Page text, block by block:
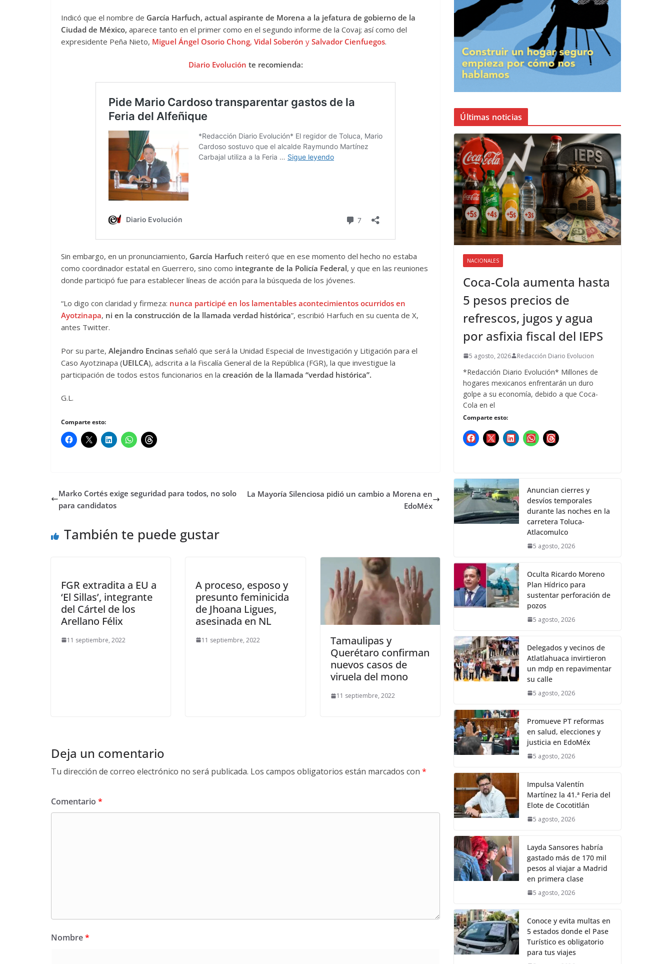
Indicó que el nombre de García Harfuch, actual aspirante de Morena a la jefatura de gobierno de la
Ciudad de México, aparece tanto en el primer como en el segundo informe de la Covaj; así como del
expresidente Peña Nieto, Miguel Ángel Osorio Chong, Vidal Soberón y Salvador Cienfuegos.
Diario Evolución te recomienda:
Sin embargo, en un pronunciamiento, García Harfuch reiteró que en ese momento del hecho no estaba
como coordinador estatal en Guerrero, sino como integrante de la Policía Federal, y que en las reuniones
donde participó fue para establecer líneas de acción para la búsqueda de los jóvenes.
“Lo digo con claridad y firmeza: nunca participé en los lamentables acontecimientos ocurridos en
Ayotzinapa, ni en la construcción de la llamada verdad histórica”, escribió Harfuch en su cuenta de X,
antes Twitter.
Por su parte, Alejandro Encinas señaló que será la Unidad Especial de Investigación y Litigación para el
Caso Ayotzinapa (UEILCA), adscrita a la Fiscalía General de la República (FGR), la que investigue la
participación de todos estos funcionarios en la creación de la llamada “verdad histórica”.
G.L.
Comparte esto:
Marko Cortés exige seguridad para todos, no solo
para candidatos
La Mayoría Silenciosa pidió un cambio a Morena en
EdoMéx
También te puede gustar
FGR extradita a EU a
‘El Sillas’, integrante
del Cártel de los
Arellano Félix
11 septiembre, 2022
A proceso, esposo y
presunto feminicida
de Jhoana Ligues,
asesinada en NL
11 septiembre, 2022
Tamaulipas y
Querétaro confirman
nuevos casos de
viruela del mono
11 septiembre, 2022
Deja un comentario
Tu dirección de correo electrónico no será publicada. Los campos obligatorios están marcados con *
Comentario *
Nombre*
Últimas noticias
NACIONALES
Coca-Cola aumenta hasta
5 pesos precios de
refrescos, jugos y agua
por asfixia fiscal del IEPS
5 agosto, 2026 Redacción Diario Evolucion
*Redacción Diario Evolución* Millones de
hogares mexicanos enfrentarán un duro
golpe a su economía, debido a que Coca-
Cola en el
Comparte esto:
Anuncian cierres y
desvíos temporales
durante las noches en la
carretera Toluca-
Atlacomulco
5 agosto, 2026
Oculta Ricardo Moreno
Plan Hídrico para
sustentar perforación de
pozos
5 agosto, 2026
Delegados y vecinos de
Atlatlahuaca invirtieron
un mdp en repavimentar
su calle
5 agosto, 2026
Promueve PT reformas
en salud, elecciones y
justicia en EdoMéx
5 agosto, 2026
Impulsa Valentín
Martínez la 41.ª Feria del
Elote de Cocotitlán
5 agosto, 2026
Layda Sansores habría
gastado más de 170 mil
pesos al viajar a Madrid
en primera clase
5 agosto, 2026
Conoce y evita multas en
5 estados donde el Pase
Turístico es obligatorio
para tus viajes